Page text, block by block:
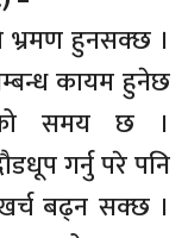
भ्रमण हुनसक्छ ।
कायम हुनेछ
समय छ ।
गर्नु परे पनि
बढ्न सक्छ ।